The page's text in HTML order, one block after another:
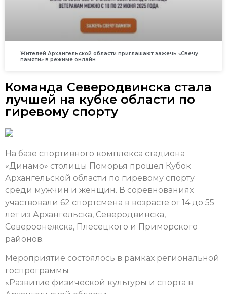
Жителей Архангельской области приглашают зажечь «Свечу
памяти» в режиме онлайн
Команда Северодвинска стала
лучшей на кубке области по
гиревому спорту
На базе спортивного комплекса стадиона
«Динамо» столицы Поморья прошел Кубок
Архангельской области по гиревому спорту
среди мужчин и женщин. В соревнованиях
участвовали 62 спортсмена в возрасте от 14 до 55
лет из Архангельска, Северодвинска,
Североонежска, Плесецкого и Приморского
районов.
Мероприятие состоялось в рамках региональной
госпрограммы
«Развитие физической культуры и спорта в